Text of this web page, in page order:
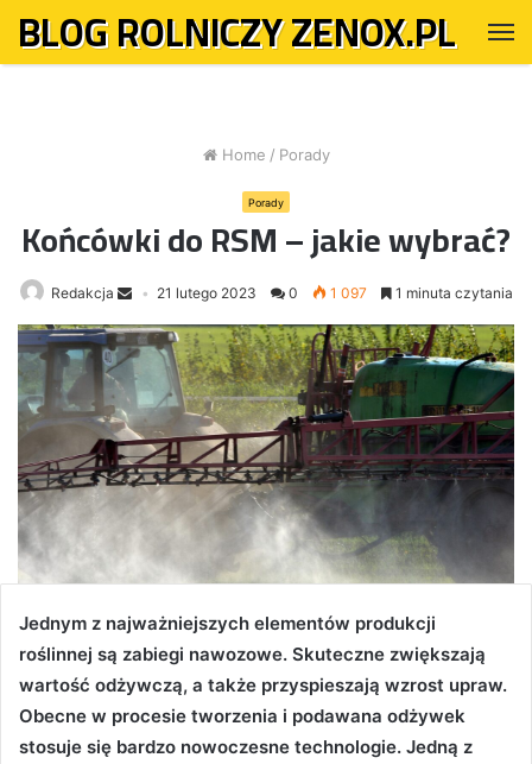
BLOG ROLNICZY ZENOX.PL
Home / Porady
Porady
Końcówki do RSM – jakie wybrać?
Redakcja 21 lutego 2023 0 1 097 1 minuta czytania
Jednym z najważniejszych elementów produkcji
roślinnej są zabiegi nawozowe. Skuteczne zwiększają
wartość odżywczą, a także przyspieszają wzrost upraw.
Obecne w procesie tworzenia i podawana odżywek
stosuje się bardzo nowoczesne technologie. Jedną z